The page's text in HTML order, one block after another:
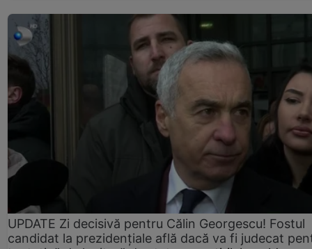
UPDATE Zi decisivă pentru Călin Georgescu! Fostul
candidat la prezidențiale află dacă va fi judecat